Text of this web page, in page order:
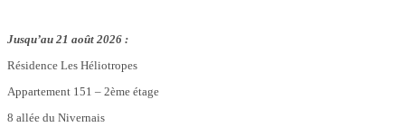
Jusqu’au 21 août 2026 :
Résidence Les Héliotropes
Appartement 151 – 2ème étage
8 allée du Nivernais